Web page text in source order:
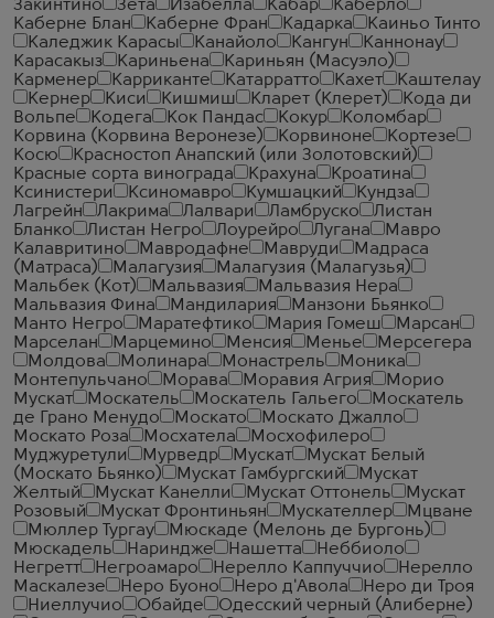
Закинтино
Зета Изабелла Кабар
Каберло
Каберне Блан
Каберне Фран Кадарка
Каиньо Тинто
Каледжик Карасы
Канайоло Кангун
Каннонау
Карасакыз
Кариньена
Кариньян (Масуэло)
Карменер
Карриканте Катарратто Кахет
Каштелау
Кернер
Киси Кишмиш Кларет (Клерет)
Кода ди
Вольпе
Кодега Кок Пандас Кокур
Коломбар
Корвина (Корвина Веронезе)
Корвиноне
Кортезе
Косю
Красностоп Анапский (или Золотовский)
Красные сорта винограда
Крахуна
Кроатина
Ксинистери
Ксиномавро Кумшацкий
Кундза
Лагрейн
Лакрима Лалвари Ламбруско
Листан
Бланко
Листан Негро Лоурейро Лугана
Мавро
Калавритино
Мавродафне Мавруди
Мадраса
(Матраса)
Малагузия
Малагузия (Малагузья)
Мальбек (Кот)
Мальвазия
Мальвазия Нера
Мальвазия Фина
Мандилария
Манзони Бьянко
Манто Негро
Маратефтико Мария Гомеш
Марсан
Марселан
Марцемино Менсия Менье
Мерсегера
Молдова
Молинара Монастрель
Моника
Монтепульчано
Морава Моравия Агрия
Морио
Мускат
Москатель Москатель Гальего
Москатель
де Грано Менудо
Москато
Москато Джалло
Москато Роза
Мосхатела
Мосхофилеро
Муджуретули
Мурведр Мускат
Мускат Белый
(Москато Бьянко)
Мускат Гамбургский
Мускат
Желтый
Мускат Канелли Мускат Оттонель
Мускат
Розовый
Мускат Фронтиньян Мускателлер
Мцване
Мюллер Тургау
Мюскаде (Мелонь де Бургонь)
Мюскадель
Нариндже Нашетта
Неббиоло
Негретт
Негроамаро Нерелло Каппуччио
Нерелло
Маскалезе
Неро Буоно Неро д'Авола
Неро ди Троя
Ниеллучио
Обайде
Одесский черный (Алиберне)